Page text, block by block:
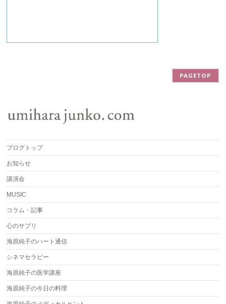
PAGETOP
ブログトップ
お知らせ
講演会
MUSIC
コラム・記事
心のサプリ
海原純子のハート通信
シネマセラピー
海原純子の医学講座
海原純子の今日の料理